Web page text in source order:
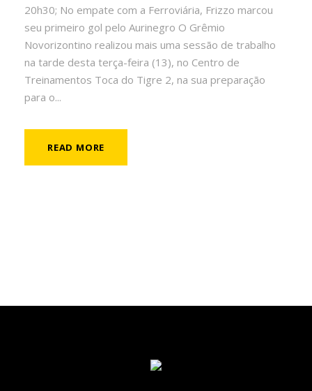
20h30; No empate com a Ferroviária, Frizzo marcou
seu primeiro gol pelo Aurinegro O Grêmio
Novorizontino realizou mais uma sessão de trabalho
na tarde desta terça-feira (13), no Centro de
Treinamentos Toca do Tigre 2, na sua preparação
para o...
READ MORE